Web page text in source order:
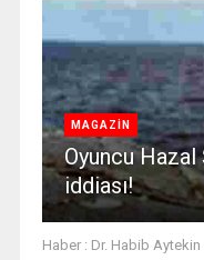
MAGAZİN
Oyuncu Hazal
iddiası!
Haber : Dr. Habib Aytekin